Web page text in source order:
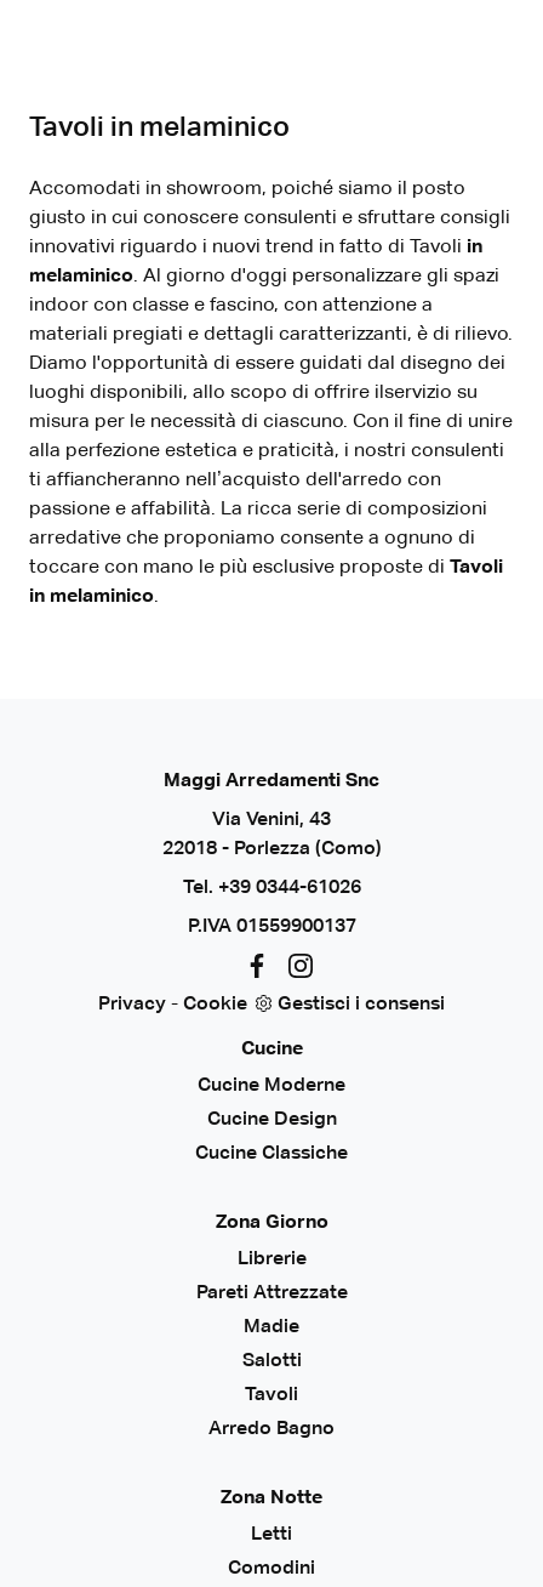
Tavoli in melaminico
Accomodati in showroom, poiché siamo il posto
giusto in cui conoscere consulenti e sfruttare consigli
innovativi riguardo i nuovi trend in fatto di Tavoli in
melaminico. Al giorno d'oggi personalizzare gli spazi
indoor con classe e fascino, con attenzione a
materiali pregiati e dettagli caratterizzanti, è di rilievo.
Diamo l'opportunità di essere guidati dal disegno dei
luoghi disponibili, allo scopo di offrire ilservizio su
misura per le necessità di ciascuno. Con il fine di unire
alla perfezione estetica e praticità, i nostri consulenti
ti affiancheranno nell’acquisto dell'arredo con
passione e affabilità. La ricca serie di composizioni
arredative che proponiamo consente a ognuno di
toccare con mano le più esclusive proposte di Tavoli
in melaminico.
Maggi Arredamenti Snc
Via Venini, 43
22018 - Porlezza (Como)
Tel. +39 0344-61026
P.IVA 01559900137
Privacy - Cookie Gestisci i consensi
Cucine
Cucine Moderne
Cucine Design
Cucine Classiche
Zona Giorno
Librerie
Pareti Attrezzate
Madie
Salotti
Tavoli
Arredo Bagno
Zona Notte
Letti
Comodini